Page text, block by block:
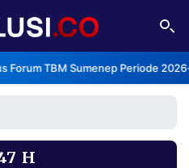
Forum TBM Sumenep Periode
H